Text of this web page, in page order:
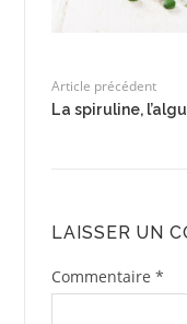
Article précédent
La spiruline,
LAISSER UN
Commentaire *